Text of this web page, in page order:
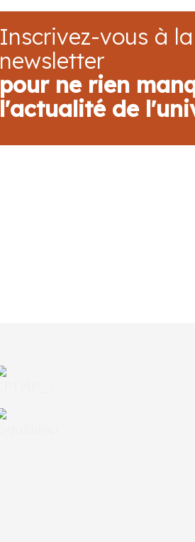
Inscrivez-vous à la
newsletter
pour ne rien
l'actualité de